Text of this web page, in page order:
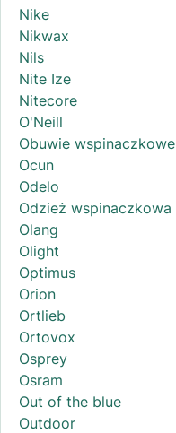
Nike
Nikwax
Nils
Nite Ize
Nitecore
O'Neill
Obuwie wspinaczkowe
Ocun
Odelo
Odzież wspinaczkowa
Olang
Olight
Optimus
Orion
Ortlieb
Ortovox
Osprey
Osram
Out of the blue
Outdoor